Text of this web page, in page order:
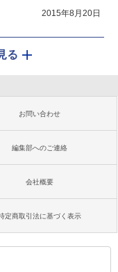
2015年8月20日
る
お問い合わせ
編集部へのご連絡
会社概要
定商取引法に基づく表示